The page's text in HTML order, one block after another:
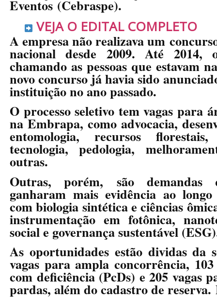
Eventos (Cebraspe).
VEJA O EDITAL COMPLETO
A empresa não realizava um
nacional desde 2009. Até 2014,
chamando as pessoas que estavam
novo concurso já havia sido
instituição no ano passado.
O processo seletivo tem vagas para
na Embrapa, como advocacia,
entomologia, recursos
tecnologia, pedologia,
outras.
Outras, porém, são
ganharam mais evidência ao
com biologia sintética e ciências
instrumentação em fotônica,
social e governança sustentável
As oportunidades estão dividas da
vagas para ampla concorrência, 103
com deficiência (PcDs) e 205 vagas
pardas, além do cadastro de reserva.